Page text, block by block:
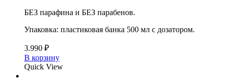
БЕЗ парафина и БЕЗ парабенов.
Упаковка: пластиковая банка 500 мл с дозатором.
3.990 ₽
В корзину
Quick View